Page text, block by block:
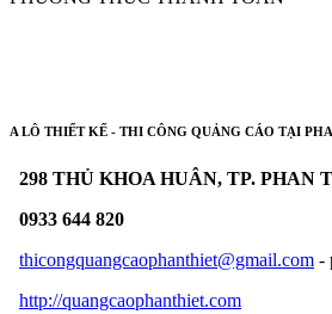
A LÔ THIẾT KẾ - THI CÔNG QUẢNG CÁO TẠI
298 THỦ KHOA HUÂN, TP. PHAN
0933 644 820
thicongquangcaophanthiet@gmail.com -
http://quangcaophanthiet.com